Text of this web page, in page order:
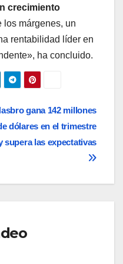
crecimiento
los márgenes, un
rentabilidad líder en
ha concluido.
gana 142 millones
dólares en el trimestre
supera las expectativas